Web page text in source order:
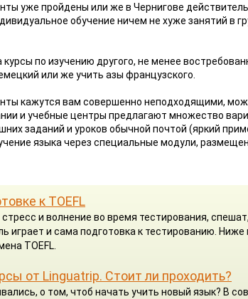
уже пройдены или же в Чернигове
обучение ничем не хуже занятий в
по изучению другого, не менее
или же учить азы французского.
кажутся вам совершенно неподходящими,
и учебные центры предлагают множество
заданий и уроков обычной почтой (яркий
языка через специальные модули,
к TOEFL
и волнение во время тестирования,
играет и сама подготовка к тестированию.
TOEFL.
от Linguatrip. Стоит ли проходить?
о том, чтоб начать учить новый язык? В